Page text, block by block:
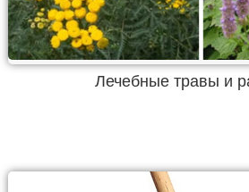
Лечебные травы и